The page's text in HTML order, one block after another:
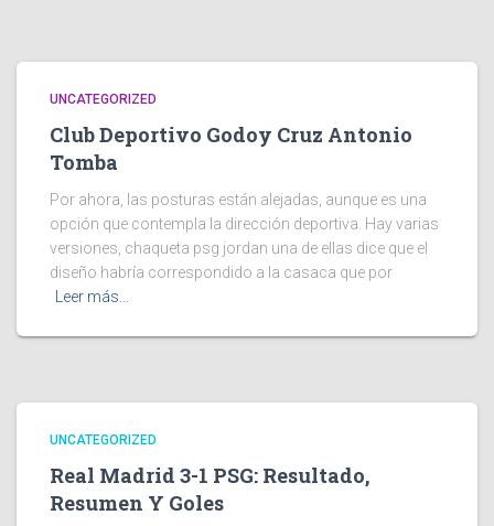
UNCATEGORIZED
Club Deportivo Godoy Cruz Antonio
Tomba
Por ahora, las posturas están alejadas, aunque es una
opción que contempla la dirección deportiva. Hay varias
versiones, chaqueta psg jordan una de ellas dice que el
diseño habría correspondido a la casaca que por
Leer más…
UNCATEGORIZED
Real Madrid 3-1 PSG: Resultado,
Resumen Y Goles